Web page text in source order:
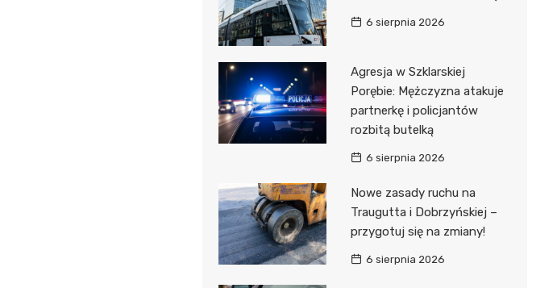
6 sierpnia 2026
Agresja w Szklarskiej
Porębie: Mężczyzna atakuje
partnerkę i policjantów
rozbitą butelką
6 sierpnia 2026
Nowe zasady ruchu na
Traugutta i Dobrzyńskiej –
przygotuj się na zmiany!
6 sierpnia 2026